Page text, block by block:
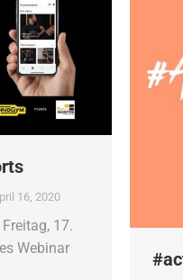
16, 2020
17.
Webinar